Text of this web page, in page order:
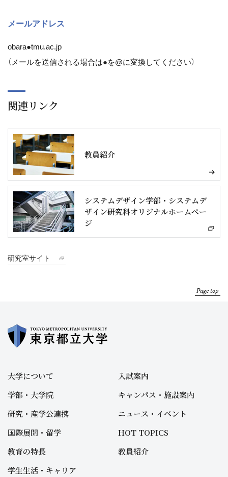
メールアドレス
obara●tmu.ac.jp
（メールを送信される場合は●を@に変換してください）
関連リンク
教員紹介
システムデザイン学部・システムデ
ザイン研究科オリジナルホームペー
ジ
研究室サイト
Page top
大学について
学部・大学院
研究・産学公連携
国際展開・留学
教育の特長
学生生活・キャリア
入試案内
キャンパス・施設案内
ニュース・イベント
HOT TOPICS
教員紹介